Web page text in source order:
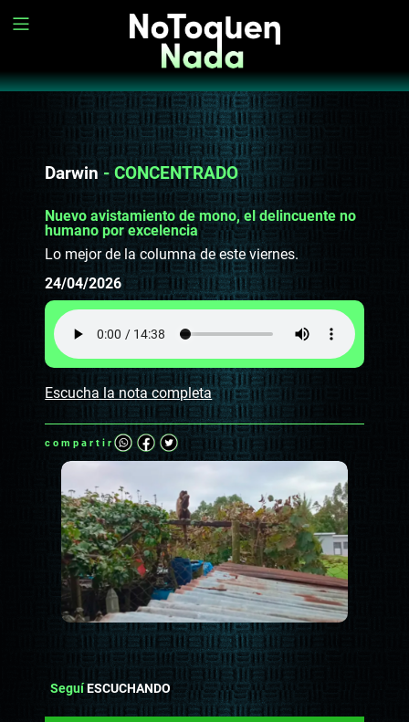
Darwin- CONCENTRADO
Nuevo avistamiento de mono, el delincuente no
humano por excelencia
Lo mejor de la columna de este viernes.
24/04/2026
Escucha la nota completa
compartir
SeguíESCUCHANDO